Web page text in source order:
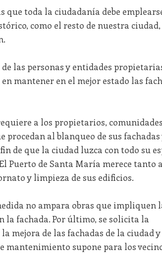
que toda la ciudadanía debe
como el resto de nuestra ciudad,
las personas y entidades
mantener en el mejor estado las
a los propietarios,
procedan al blanqueo de sus fachadas
de que la ciudad luzca con todo su
Puerto de Santa María merece tanto a
y limpieza de sus edificios.
no ampara obras que impliquen
la fachada. Por último, se solicita la
mejora de las fachadas de la ciudad y
mantenimiento supone para los